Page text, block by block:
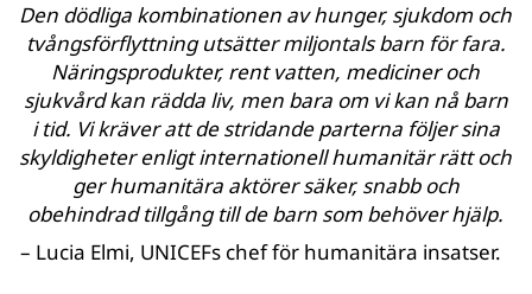
Den dödliga kombinationen av hunger, sjukdom och
tvångsförflyttning utsätter miljontals barn för fara.
Näringsprodukter, rent vatten, mediciner och
sjukvård kan rädda liv, men bara om vi kan nå barn
i tid. Vi kräver att de stridande parterna följer sina
skyldigheter enligt internationell humanitär rätt och
ger humanitära aktörer säker, snabb och
obehindrad tillgång till de barn som behöver hjälp.
– Lucia Elmi, UNICEFs chef för humanitära insatser.